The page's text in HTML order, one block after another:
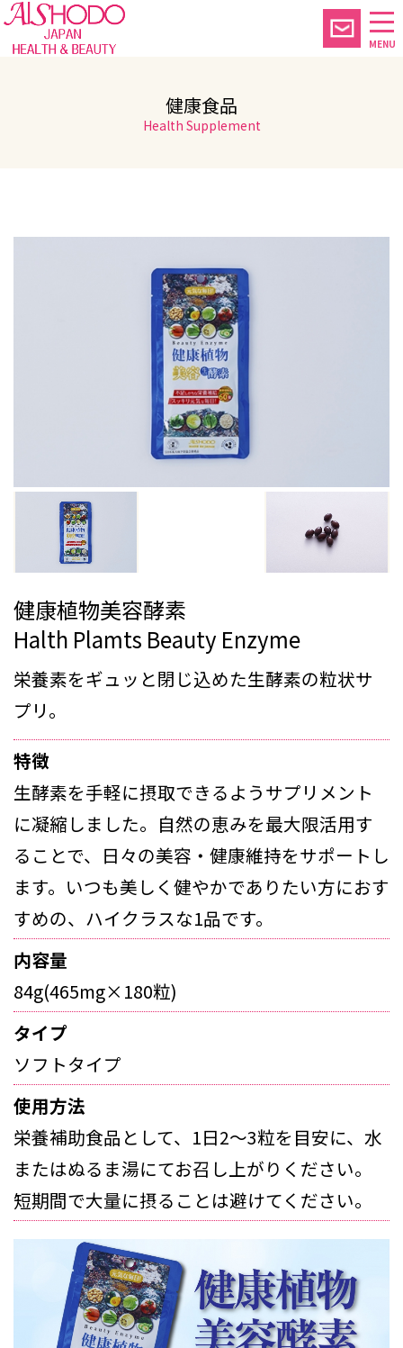
MENU
健康食品
Health Supplement
健康植物美容酵素
Halth Plamts Beauty Enzyme
栄養素をギュッと閉じ込めた生酵素の粒状サ
プリ。
特徴
生酵素を手軽に摂取できるようサプリメント
に凝縮しました。自然の恵みを最大限活用す
ることで、日々の美容・健康維持をサポートし
ます。いつも美しく健やかでありたい方におす
すめの、ハイクラスな1品です。
内容量
84g(465mg×180粒)
タイプ
ソフトタイプ
使用方法
栄養補助食品として、1日2～3粒を目安に、水
またはぬるま湯にてお召し上がりください。
短期間で大量に摂ることは避けてください。